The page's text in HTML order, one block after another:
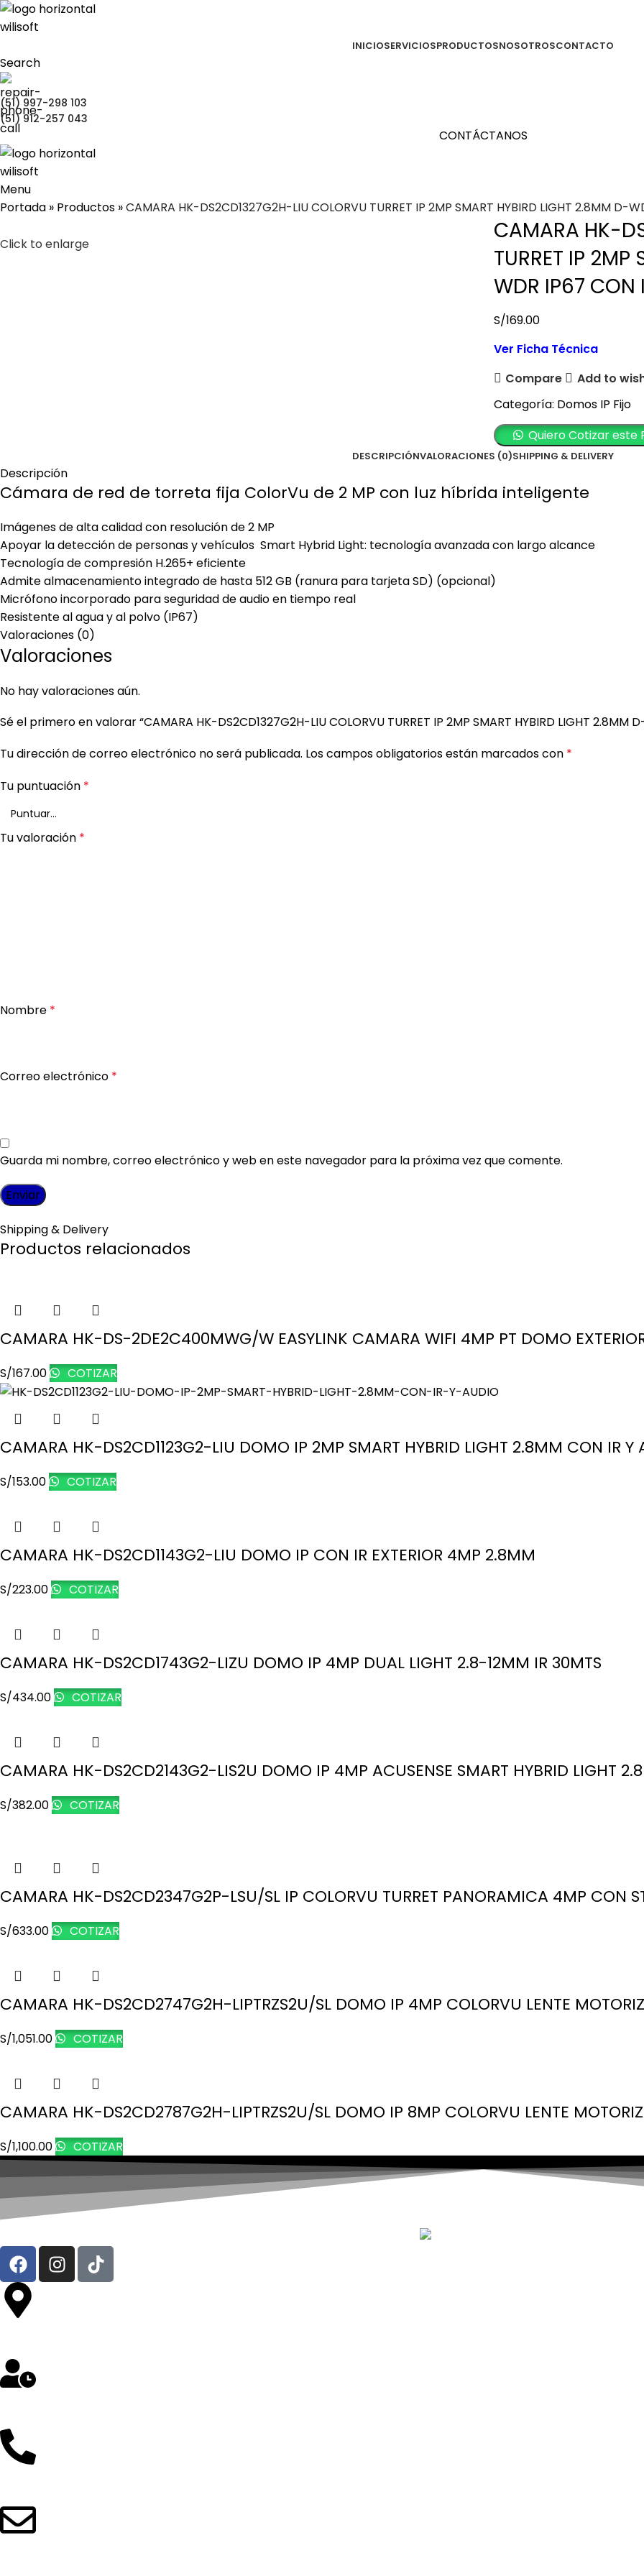
INICIOSERVICIOSPRODUCTOSNOSOTROSCONTACTO
Search
(51) 997-298 103
(51) 912-257 043
CONTÁCTANOS
Menu
Portada » Productos »CAMARA HK-DS2CD1327G2H-LIU COLORVU TURRET IP 2MP SMART HYBIRD LIGHT 2.8MM D-
Click to enlarge
CAMARA HK-
TURRET IP
WDR IP67 CON
S/169.00
Ver Ficha Técnica
Compare
Add to
Categoría: Domos IP Fijo
Quiero Cotizar este
DESCRIPCIÓNVALORACIONES (0)SHIPPING & DELIVERY
Descripción
Cámara de red de torreta fija ColorVu de 2 MP con luz híbrida inteligente
Imágenes de alta calidad con resolución de 2 MP
Apoyar la detección de personas y vehículos Smart Hybrid Light: tecnología avanzada con largo alcance
Tecnología de compresión H.265+ eficiente
Admite almacenamiento integrado de hasta 512 GB (ranura para tarjeta SD) (opcional)
Micrófono incorporado para seguridad de audio en tiempo real
Resistente al agua y al polvo (IP67)
Valoraciones (0)
Valoraciones
No hay valoraciones aún.
Sé el primero en valorar “CAMARA HK-DS2CD1327G2H-LIU COLORVU TURRET IP 2MP SMART HYBIRD LIGHT 2.8MM
Tu dirección de correo electrónico no será publicada. Los campos obligatorios están marcados con *
Tu puntuación *
Tu valoración *
Nombre *
Correo electrónico *
Guarda mi nombre, correo electrónico y web en este navegador para la próxima vez que comente.
Shipping & Delivery
Productos relacionados
CAMARA HK-DS-2DE2C400MWG/W EASYLINK CAMARA WIFI 4MP PT DOMO
S/167.00 COTIZAR
CAMARA HK-DS2CD1123G2-LIU DOMO IP 2MP SMART HYBRID LIGHT 2.8MM CON IR Y
S/153.00 COTIZAR
CAMARA HK-DS2CD1143G2-LIU DOMO IP CON IR EXTERIOR 4MP 2.8MM
S/223.00 COTIZAR
CAMARA HK-DS2CD1743G2-LIZU DOMO IP 4MP DUAL LIGHT 2.8-12MM IR 30MTS
S/434.00 COTIZAR
CAMARA HK-DS2CD2143G2-LIS2U DOMO IP 4MP ACUSENSE SMART HYBRID LIGHT
S/382.00 COTIZAR
CAMARA HK-DS2CD2347G2P-LSU/SL IP COLORVU TURRET PANORAMICA 4MP CON
S/633.00 COTIZAR
CAMARA HK-DS2CD2747G2H-LIPTRZS2U/SL DOMO IP 4MP COLORVU LENTE
S/1,051.00 COTIZAR
CAMARA HK-DS2CD2787G2H-LIPTRZS2U/SL DOMO IP 8MP COLORVU LENTE
S/1,100.00 COTIZAR